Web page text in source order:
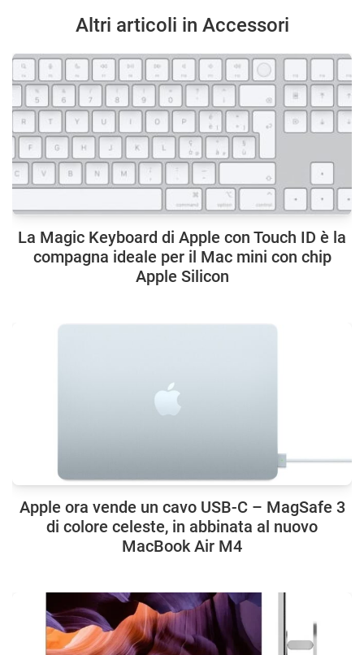
Altri articoli in Accessori
La Magic Keyboard di Apple con Touch ID è la
compagna ideale per il Mac mini con chip
Apple Silicon
Apple ora vende un cavo USB-C – MagSafe 3
di colore celeste, in abbinata al nuovo
MacBook Air M4